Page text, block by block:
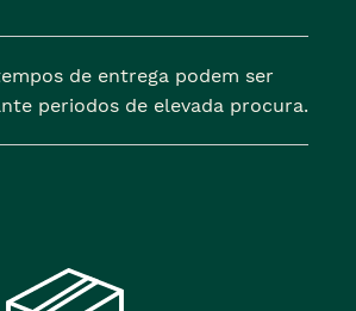
de entrega podem ser
periodos de elevada procura.